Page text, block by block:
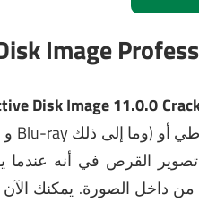
أو
القرص في أنه عندما
من داخل الصورة. يمكنك